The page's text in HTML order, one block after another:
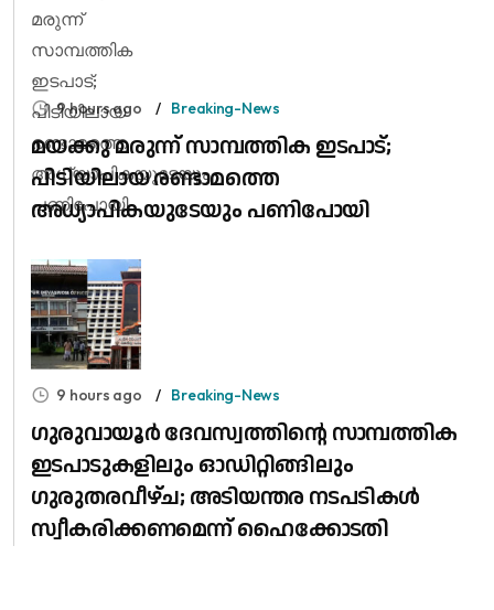
9 hours ago Breaking-News
മയക്കു മരുന്ന് സാമ്പത്തിക ഇടപാട്;
പിടിയിലായ രണ്ടാമത്തെ
അധ്യാപികയുടേയും പണിപോയി
9 hours ago Breaking-News
ഗുരുവായൂർ ദേവസ്വത്തിന്റെ സാമ്പത്തിക
ഇടപാടുകളിലും ഓഡിറ്റിങ്ങിലും ​
ഗുരുതരവീഴ്ച; അടിയന്തര നടപടികൾ
സ്വീകരിക്കണമെന്ന് ഹൈക്കോടതി